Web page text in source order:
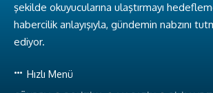
şekilde okuyucularına ulaştırmayı
habercilik anlayışıyla, gündemin nabzını
ediyor.
Hızlı Menü